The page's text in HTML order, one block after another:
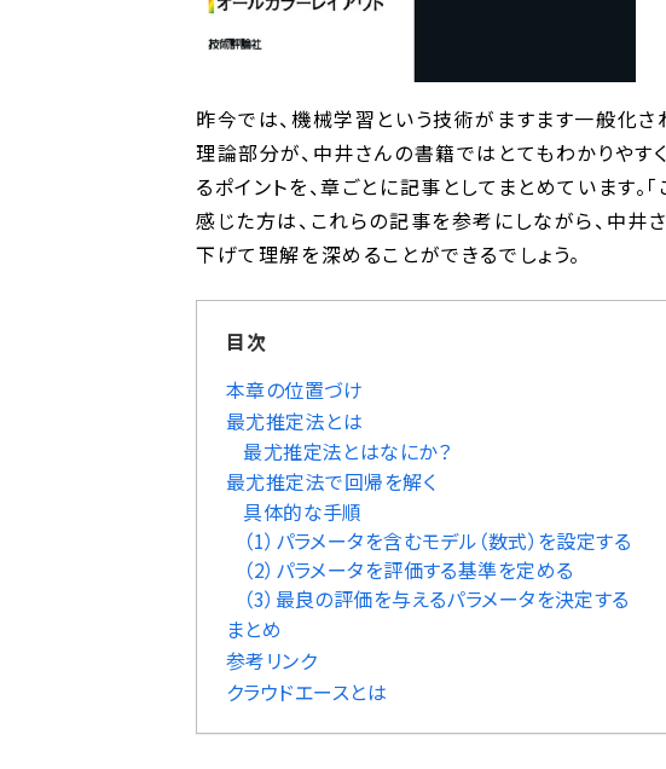
昨今では、機械学習という技術がますます一般化
理論部分が、中井さんの書籍ではとてもわかりやす
るポイントを、章ごとに記事としてまとめています。
感じた方は、これらの記事を参考にしながら、中井
下げて理解を深めることができるでしょう。
目次
本章の位置づけ
最尤推定法とは
最尤推定法とはなにか？
最尤推定法で回帰を解く
具体的な手順
（1）パラメータを含むモデル（数式）を設定する
（2）パラメータを評価する基準を定める
（3）最良の評価を与えるパラメータを決定する
まとめ
参考リンク
クラウドエースとは